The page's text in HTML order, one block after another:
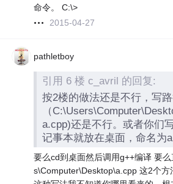
命令。 C:\>
2015-04-27
pathletboy
引用 6 楼 c_avril 的回复:
按2楼的做法还是不行，写
（
a.cpp)还是不行。或者你们
记事本就放在桌面，命名为
要么cd到桌面然后调用g++编译 要
s\Computer\Desktop\a.cpp 这2个方